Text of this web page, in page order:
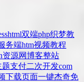
html双端php织梦教
务端htm视频教程
资源网博客整站
题支付二次开发com
下载页面一键杰奇免